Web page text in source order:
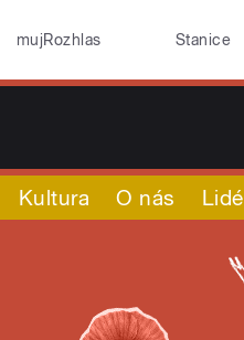
mujRozhlas Stanice
Kultura O nás Lidé